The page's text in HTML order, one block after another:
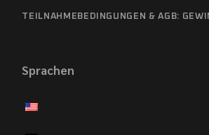
TEILNAHMEBEDINGUNGEN & AGB:
Sprachen